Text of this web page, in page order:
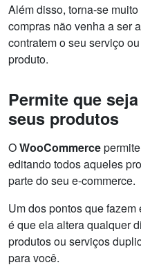
Além disso, torna-se
compras não venha a ser
contratem o seu serviço
produto.
Permite que
seus produtos
OWooCommerce
editando todos aqueles
parte do seu e-commerce.
Um dos pontos que
é que ela altera qualquer
produtos ou serviços
para você.